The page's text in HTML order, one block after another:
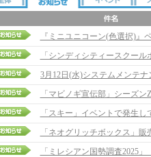
『ミニユニコーン(色選択)』
「シンディシティースクー
「マビノギ宣伝部」シーズ
「スキー」イベントで発生
「ネオグリッチボックス」
「ミレシアン国勢調査2025